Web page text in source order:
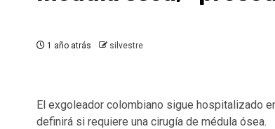
1 año atrás silvestre
El exgoleador colombiano sigue hospitalizado
definirá si requiere una cirugía de médula ósea.